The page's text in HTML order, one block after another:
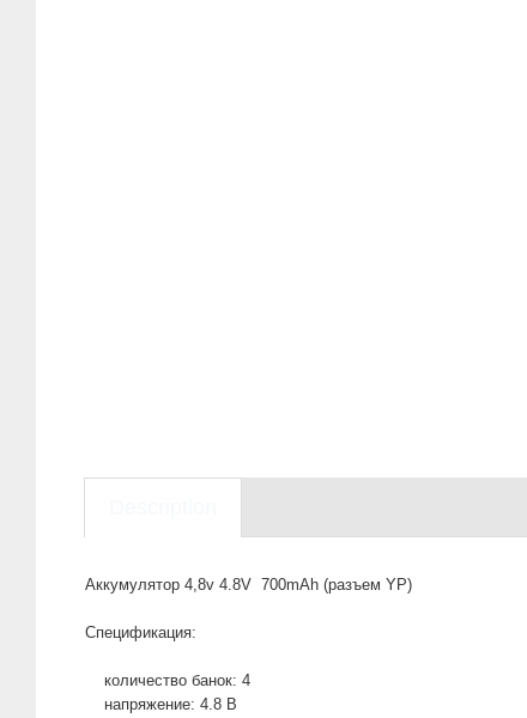
Аккумулятор 4,8v 4.8V 700mAh (разъем YP)
Спецификация:
количество банок: 4
напряжение: 4.8 В